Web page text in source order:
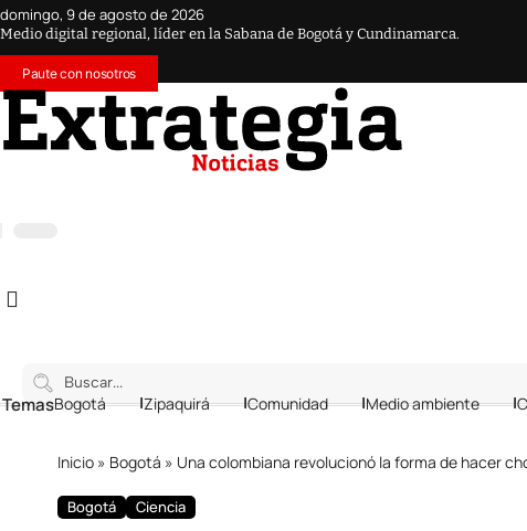
domingo, 9 de agosto de 2026
Medio digital regional, líder en la Sabana de Bogotá y Cundinamarca.
Paute con nosotros
Bogotá Zipaquirá Comunidad Medio ambiente
Inicio » Bogotá » Una colombiana revolucionó la forma de hacer
Bogotá Ciencia